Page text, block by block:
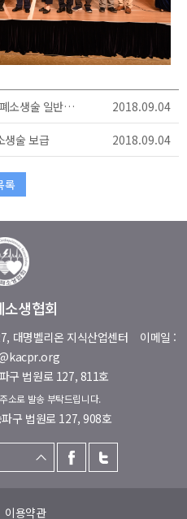
대한심폐소생협회, 2018 심폐소생술 일반인 심화 교육 진행 2018.09.04
생술 보급 2018.09.04
록
생협회
대명벨리온 지식산업센터 이메일 :
구 법원로 127, 811호
소로 발송 부탁드립니다.
구 법원로 127, 908호
이용약관